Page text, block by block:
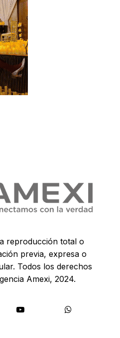
reproducción total o
previa, expresa o
Todos los derechos
Amexi, 2024.